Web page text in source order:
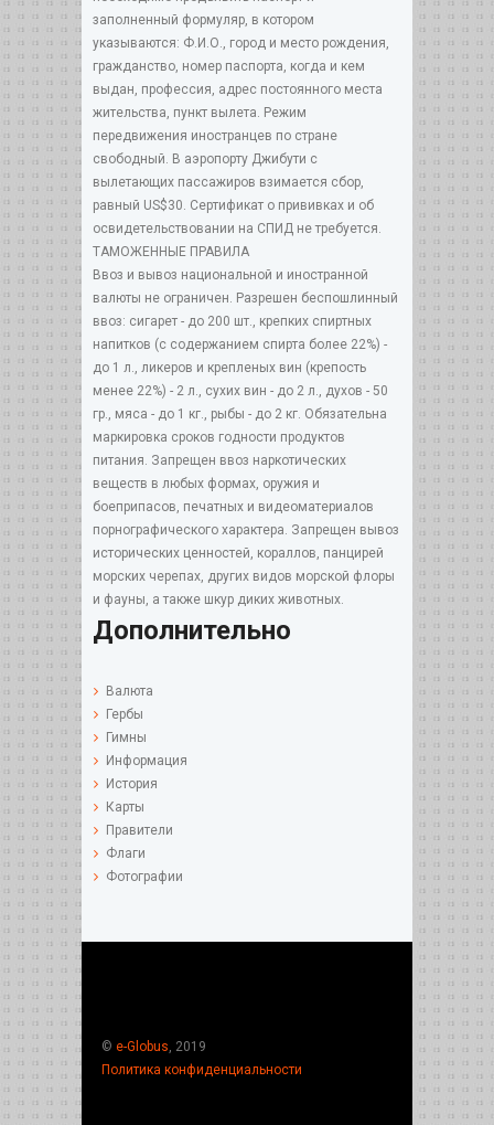
заполненный формуляр, в котором
указываются: Ф.И.О., город и место рождения,
гражданство, номер паспорта, когда и кем
выдан, профессия, адрес постоянного места
жительства, пункт вылета. Режим
передвижения иностранцев по стране
свободный. В аэропорту Джибути с
вылетающих пассажиров взимается сбор,
равный US$30. Сертификат о прививках и об
освидетельствовании на СПИД не требуется.
ТАМОЖЕННЫЕ ПРАВИЛА
Ввоз и вывоз национальной и иностранной
валюты не ограничен. Разрешен беспошлинный
ввоз: сигарет - до 200 шт., крепких спиртных
напитков (с содержанием спирта более 22%) -
до 1 л., ликеров и крепленых вин (крепость
менее 22%) - 2 л., сухих вин - до 2 л., духов - 50
гр., мяса - до 1 кг., рыбы - до 2 кг. Обязательна
маркировка сроков годности продуктов
питания. Запрещен ввоз наркотических
веществ в любых формах, оружия и
боеприпасов, печатных и видеоматериалов
порнографического характера. Запрещен вывоз
исторических ценностей, кораллов, панцирей
морских черепах, других видов морской флоры
и фауны, а также шкур диких животных.
Дополнительно
Валюта
Гербы
Гимны
Информация
История
Карты
Правители
Флаги
Фотографии
© e-Globus , 2019
Политика конфиденциальности